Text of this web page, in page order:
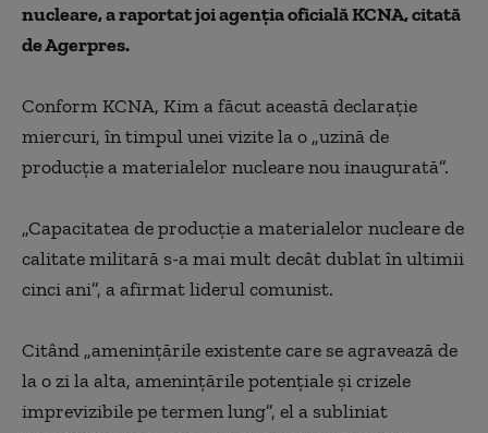
nucleare, a raportat joi agenţia oficială KCNA, citată
de Agerpres.
Conform KCNA, Kim a făcut această declaraţie
miercuri, în timpul unei vizite la o „uzină de
producţie a materialelor nucleare nou inaugurată”.
„Capacitatea de producţie a materialelor nucleare de
calitate militară s-a mai mult decât dublat în ultimii
cinci ani”, a afirmat liderul comunist.
Citând „ameninţările existente care se agravează de
la o zi la alta, ameninţările potenţiale şi crizele
imprevizibile pe termen lung”, el a subliniat